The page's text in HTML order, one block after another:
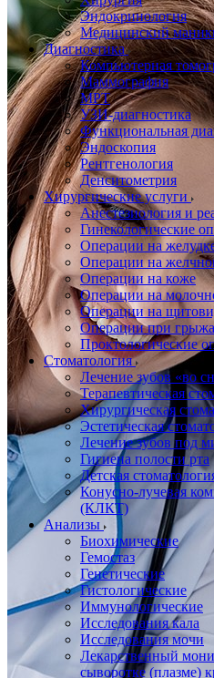
Эндокринология
Медицинский
Диагностика
Компьютерная
Маммография
МРТ
УЗИ-диагностика
Функциональная
Эндоскопия
Рентгенология
Денситометрия
Хирургические услуги
Анестезиология и
Гинекологические
Операции на
Операции на
Операции на коже
Операции на
Операции на
Операции при
Проктологические
Стоматология
Лечение зубов «во
Терапевтическая
Хирургическая
Эстетическая
Лечение зубов под
Гигиена полости рта
Детская
Конусно-лучевая
(КЛКТ)
Анализы
Биохимические
Гемостаз
Генетические
Гистологические
Иммунологические
Исследования кала
Исследования мочи
Лекарственный
сыворотке (плазме)